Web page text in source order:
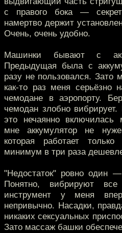
с правого бока —
намертво держит
Очень, очень удобно.
Машинки бывают с
Предыдущая была с
разу не пользовался. Зато
как-то раз меня серьёзно
чемодане в аэропорту.
чемодан злобно
это нечаянно
мне аккумулятор не
которая работает
минимум в три раза
"Недостаток" ровно один
Понятно, вибрируют
инструмент у меня
непривычно. Насадки,
никаких сексуальных
Зато массаж башки